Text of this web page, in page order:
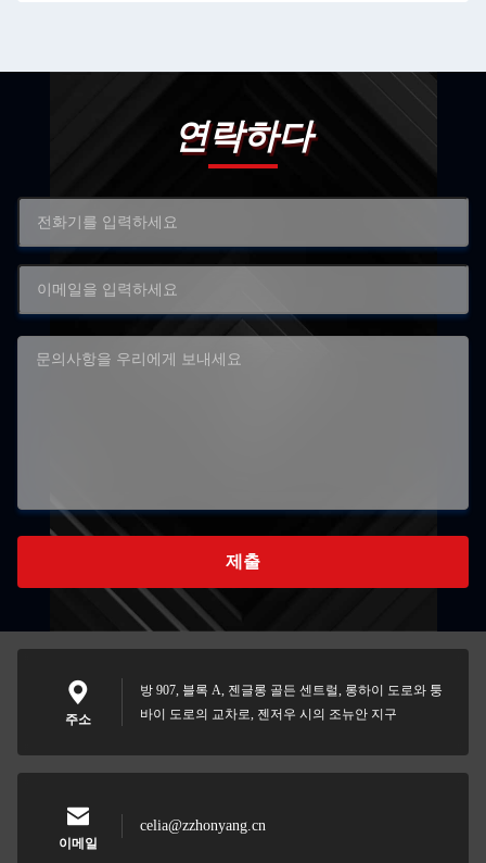
연락하다
제출
주소
방 907, 블록 A, 젠글롱 골든 센트럴, 롱하이 도로와 퉁
바이 도로의 교차로, 젠저우 시의 조뉴안 지구
이메일
celia@zzhonyang.cn